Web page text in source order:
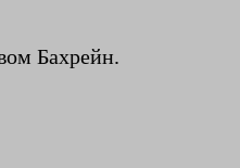
Бахрейн.